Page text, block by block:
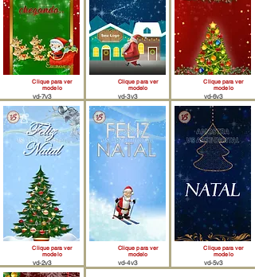
Clique para ver
modelo
vd-7v3
Clique para ver
modelo
vd-2v3
Clique para ver
modelo
vd-3v3
Clique para ver
modelo
vd-4v3
Clique para ver
modelo
vd-6v3
Clique para ver
modelo
vd-5v3